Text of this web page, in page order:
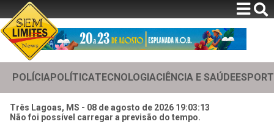
POLÍCIAPOLÍTICATECNOLOGIACIÊNCIA E SAÚDE
Três Lagoas, MS - 08 de agosto de 2026 19:03:15
Não foi possível carregar a previsão do tempo.